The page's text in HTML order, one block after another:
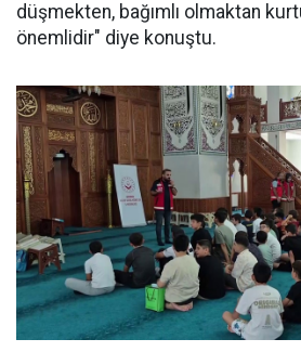
düşmekten, bağımlı olmaktan
önemlidir" diye konuştu.